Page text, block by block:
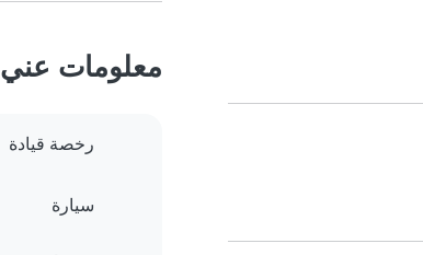
معلومات عني
رخصة قيادة
سيارة